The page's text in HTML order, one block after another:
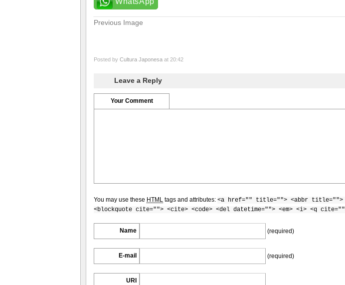
Previous Image
Posted by Cultura Japonesa at 20:42
Leave a Reply
Your Comment
You may use these HTML tags and attributes: <a href="" title=""> <abbr title="">
<blockquote cite=""> <cite> <code> <del datetime=""> <em> <i> <q
Name (required)
E-mail (required)
URI